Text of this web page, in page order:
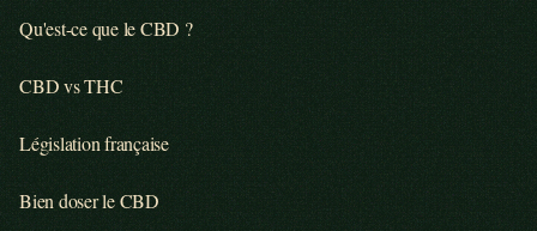
Qu'est-ce que le CBD ?
CBD vs THC
Législation française
Bien doser le CBD